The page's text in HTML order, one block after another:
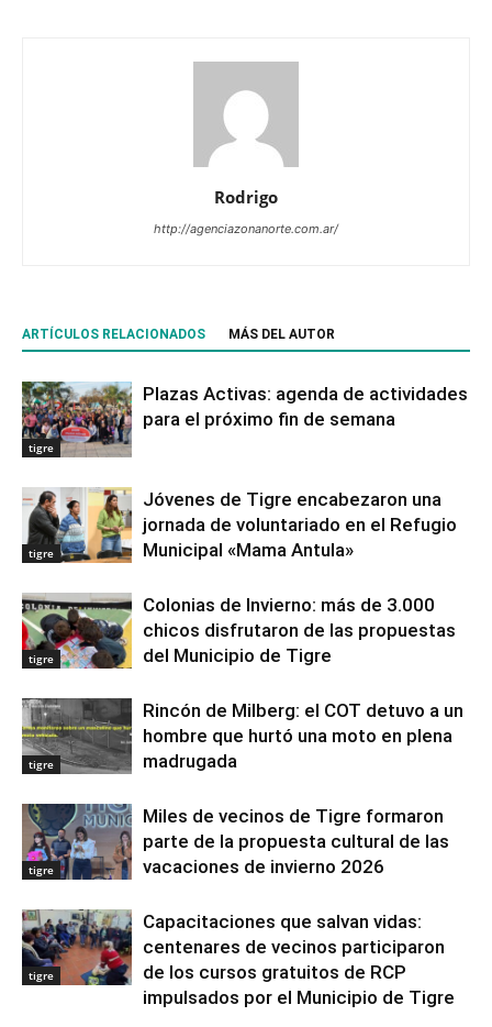
Rodrigo
http://agenciazonanorte.com.ar/
ARTÍCULOS RELACIONADOS MÁS DEL AUTOR
tigre
Plazas Activas: agenda de actividades
para el próximo fin de semana
tigre
Jóvenes de Tigre encabezaron una
jornada de voluntariado en el Refugio
Municipal «Mama Antula»
tigre
Colonias de Invierno: más de 3.000
chicos disfrutaron de las propuestas
del Municipio de Tigre
tigre
Rincón de Milberg: el COT detuvo a un
hombre que hurtó una moto en plena
madrugada
tigre
Miles de vecinos de Tigre formaron
parte de la propuesta cultural de las
vacaciones de invierno 2026
tigre
Capacitaciones que salvan vidas:
centenares de vecinos participaron
de los cursos gratuitos de RCP
impulsados por el Municipio de Tigre